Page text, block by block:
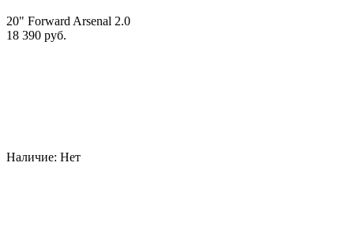
20" Forward Arsenal 2.0
18 390 руб.
Наличие: Нет